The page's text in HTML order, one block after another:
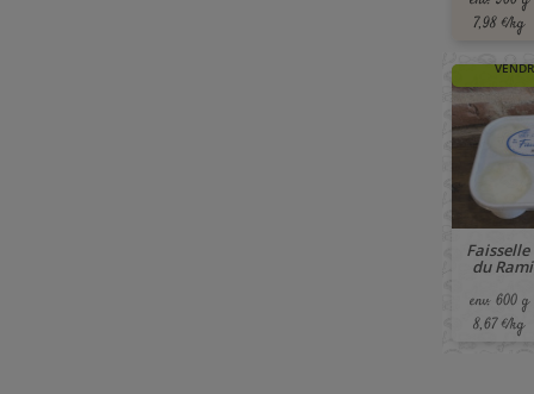
7,98 €/kg
Faisselle
du
env. 600 g
8,67 €/kg